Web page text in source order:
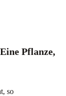
Pflanze,
so